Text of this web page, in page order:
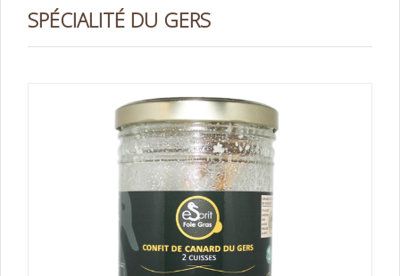
SPÉCIALITÉ DU GERS